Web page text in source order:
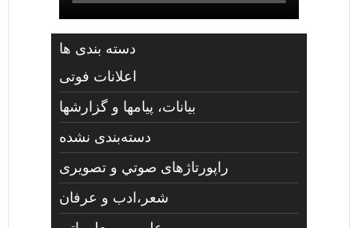
دسته بندی ها
اعلانات فوتی
بیانات، پیامها و گزارشها
دسته‌بندی نشده
راپورتاژهای صوتي و تصويری
شعر،ادب و عرفان